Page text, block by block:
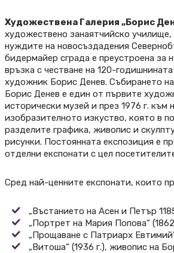
Художествена Галерия „Борис
художествено занаятчийско
нуждите на новосъздадения
бидермайер сграда е преустроена за
връзка с честване на 120-
художник Борис Денев. Събирането
Борис Денев е един от първите
исторически музей и през 1976 г.
изобразителното изкуство, която в
разделите графика, живопис и
рисунки. Постоянната експозиция е
отделни експонати с цел
Сред най-ценните експонати, които
„Въстанието на Асен и Петър
„Портрет на Мария Попова“
„Прощаване с Патриарх
„Витоша“ (1936 г.), живопис на